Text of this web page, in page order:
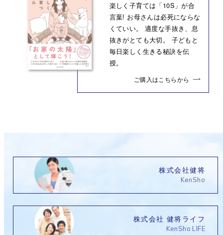
楽しく子育ては「10S」が合
言葉! お母さんは必死にならな
くていい。 適度な手抜き、息
抜きがとても大切。 子どもと
毎日楽しく生きる秘訣を伝
授。
ご購入はこちらから
株式会社健将
KenSho
株式会社 健将ライフ
KenSho LIFE